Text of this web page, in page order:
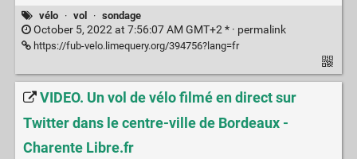
vélo · vol · sondage
October 5, 2022 at 7:56:07 AM GMT+2 * · permalink
https://fub-velo.limequery.org/394756?lang=fr
VIDEO. Un vol de vélo filmé en direct sur
Twitter dans le centre-ville de Bordeaux -
Charente Libre.fr